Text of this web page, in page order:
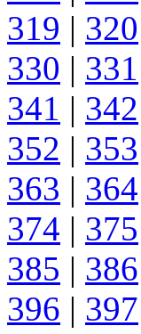
319 | 320
330 | 331
341 | 342
352 | 353
363 | 364
374 | 375
385 | 386
396 | 397